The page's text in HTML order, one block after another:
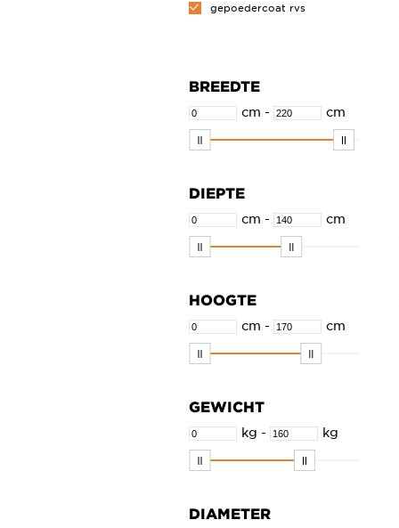
gepoedercoat rvs
BREEDTE
cm - cm
DIEPTE
cm - cm
HOOGTE
cm - cm
GEWICHT
kg - kg
DIAMETER